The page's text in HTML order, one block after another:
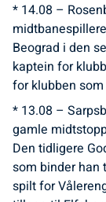
* 14.08 –
Beograd i den
kaptein for
for klubben
* 13.08 –
gamle
Den tidligere
som binder han
spilt for